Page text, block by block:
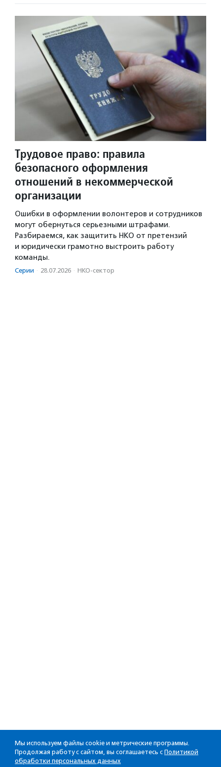
Трудовое право: правила
безопасного оформления
отношений в некоммерческой
организации
Ошибки в оформлении волонтеров и сотрудников
могут обернуться серьезными штрафами.
Разбираемся, как защитить НКО от претензий
и юридически грамотно выстроить работу
команды.
Серии · 28.07.2026 · НКО-сектор
Мы используем файлы cookie и метрические программы.
Продолжая работу с сайтом, вы соглашаетесь с Политикой
обработки персональных данных